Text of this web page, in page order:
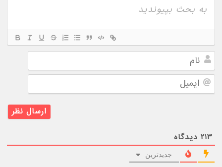
نام
ایمیل
۲۱۳ دیدگاه
جدیدترین